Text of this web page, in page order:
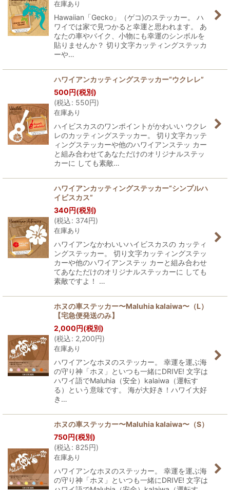
在庫あり
Hawaiian「Gecko」（ゲコ)のステッカー。 ハ
ワイでは家で見つかると幸運と思われます。 あ
なたの車やバイク、小物にも幸運のシンボルを
貼りませんか？ 切り文字カッティングステッカ
ーや…
ハワイアンカッティングステッカー“ウクレレ”
500円(税別)
(税込: 550円)
在庫あり
ハイビスカスのワンポイントがかわいい ウクレ
レのカッティングステッカー。 切り文字カッテ
ィングステッカーや他のハワイアンステッ カー
と組み合わせてあなただけのオリジナルステッ
カーに しても素敵…
ハワイアンカッティングステッカー“シンプルハ
イビスカス”
340円(税別)
(税込: 374円)
在庫あり
ハワイアンなかわいいハイビスカスの カッティ
ングステッカー。 切り文字カッティングステッ
カーや他のハワイアンステッ カーと組み合わせ
てあなただけのオリジナルステッカーに しても
素敵ですよ！ …
ホヌの車ステッカー〜Maluhia kalaiwa〜（L）
【宅急便発送のみ】
2,000円(税別)
(税込: 2,200円)
在庫あり
ハワイアンなホヌのステッカー。 幸運を運ぶ海
の守り神「ホヌ」といつも一緒にDRIVE! 文字は
ハワイ語でMaluhia（安全）kalaiwa（運転す
る）という意味です。 海が大好き！ハワイ大好
き…
ホヌの車ステッカー〜Maluhia kalaiwa〜（S）
750円(税別)
(税込: 825円)
在庫あり
ハワイアンなホヌのステッカー。 幸運を運ぶ海
の守り神「ホヌ」といつも一緒にDRIVE! 文字は